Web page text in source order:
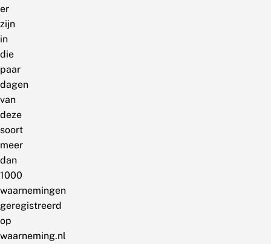
er
zijn
in
die
paar
dagen
van
deze
soort
meer
dan
1000
waarnemingen
geregistreerd
op
waarneming.nl